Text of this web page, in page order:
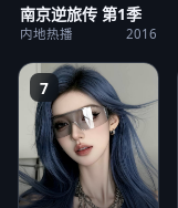
南京逆旅传 第1季
内地热播 2016
7